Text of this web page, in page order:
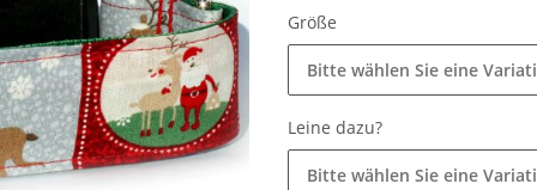
Größe
Bitte wählen Sie eine
Leine dazu?
Bitte wählen Sie eine